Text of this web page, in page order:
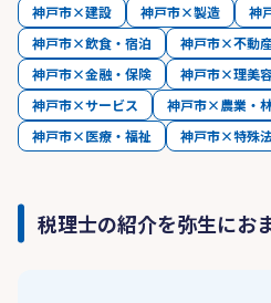
神戸市×建設 神戸市×製造 神
神戸市×飲食・宿泊
神戸市×不動
神戸市×金融・保険
神戸市×理美
神戸市×サービス
神戸市×農業・
神戸市×医療・福祉
神戸市×特殊
税理士の紹介を弥生にお